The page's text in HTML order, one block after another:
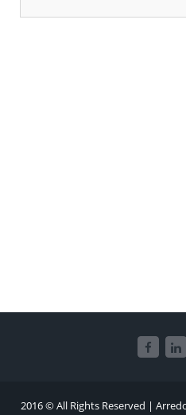
2016 © All Rights Reserved |